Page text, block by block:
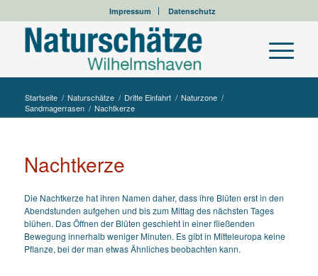
Impressum Datenschutz
Startseite / Naturschätze / Dritte Einfahrt / Naturzone /
Sandmagerrasen / Nachtkerze
Nachtkerze
Die Nachtkerze hat ihren Namen daher, dass ihre Blüten erst in den
Abendstunden aufgehen und bis zum Mittag des nächsten Tages
blühen. Das Öffnen der Blüten geschieht in einer fließenden
Bewegung innerhalb weniger Minuten. Es gibt in Mitteleuropa keine
Pflanze, bei der man etwas Ähnliches beobachten kann.